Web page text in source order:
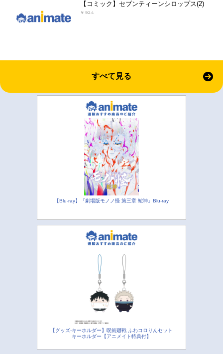
【コミック】セブンティーンシロップス(2)
￥924
すべて見る
【Blu-ray】『劇場版モノノ怪 第三章 蛇神』Blu-ray
【グッズ-キーホルダー】呪術廻戦 ふわコロりんセット
キーホルダー【アニメイト特典付】